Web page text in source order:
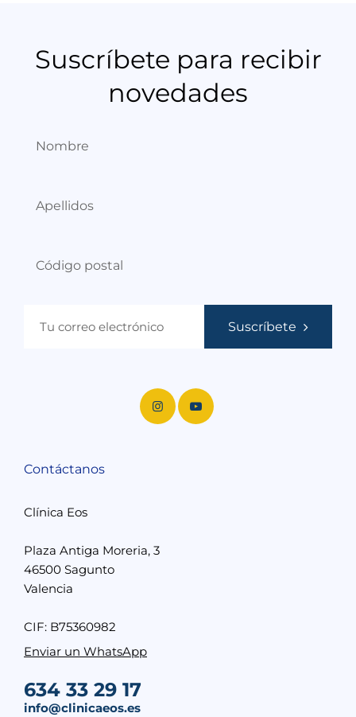
Suscríbete para recibir
novedades
Suscríbete
Contáctanos
Clínica Eos
Plaza Antiga Moreria, 3
46500 Sagunto
Valencia
CIF: B75360982
634 33 29 17
info@clinicaeos.es
Enviar un WhatsApp